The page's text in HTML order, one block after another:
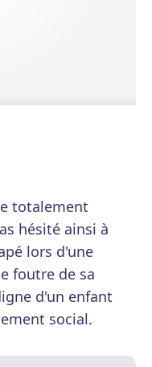
totalement
hésité ainsi à
lors d'une
foutre de sa
d'un enfant
social.